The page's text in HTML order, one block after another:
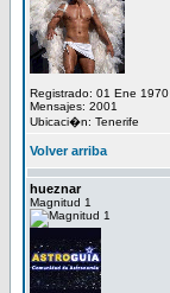
Registrado: 01 Ene 1970
Mensajes: 2001
Ubicaci�n: Tenerife
Volver arriba
hueznar
Magnitud 1